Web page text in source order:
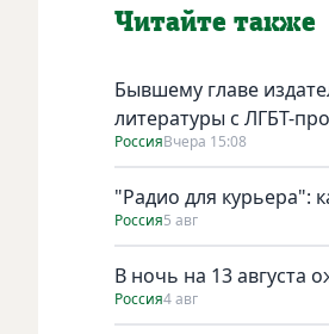
Читайте также
Бывшему главе
литературы с ЛГБТ-
РоссияВчера 15:08
"Радио для курьера":
Россия5 авг
В ночь на 13 августа
Россия4 авг